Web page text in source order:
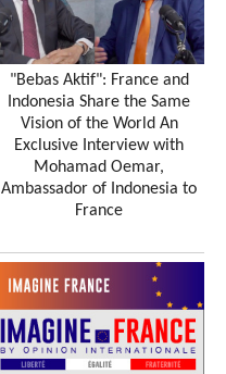
"Bebas Aktif": France and
Indonesia Share the Same
Vision of the World An
Exclusive Interview with
Mohamad Oemar,
Ambassador of Indonesia to
France